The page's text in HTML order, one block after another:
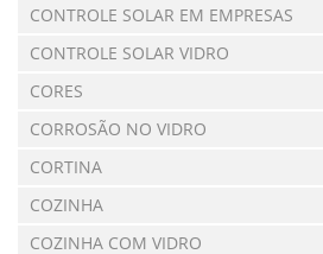
CONTROLE SOLAR EM EMPRESAS
CONTROLE SOLAR VIDRO
CORES
CORROSÃO NO VIDRO
CORTINA
COZINHA
COZINHA COM VIDRO